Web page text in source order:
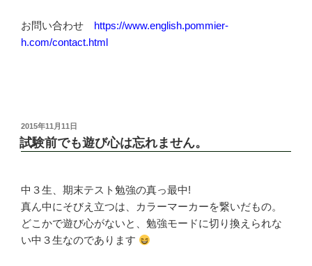
お問い合わせ https://www.english.pommier-
h.com/contact.html
投
稿
日:
2015年11月11日
試験前でも遊び心は忘れません。
中３生、期末テスト勉強の真っ最中!
真ん中にそびえ立つは、カラーマーカーを繋いだもの。
どこかで遊び心がないと、勉強モードに切り換えられな
い中３生なのであります